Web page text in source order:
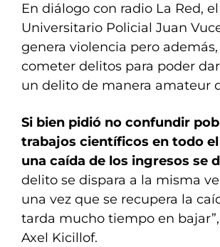
En diálogo con radio La Red,
Universitario Policial Juan
genera violencia pero
cometer delitos para poder
un delito de manera amateur
Si bien pidió no confundir
trabajos científicos en todo
una caída de los ingresos se
delito se dispara a la misma
una vez que se recupera la
tarda mucho tiempo en
Axel Kicillof.